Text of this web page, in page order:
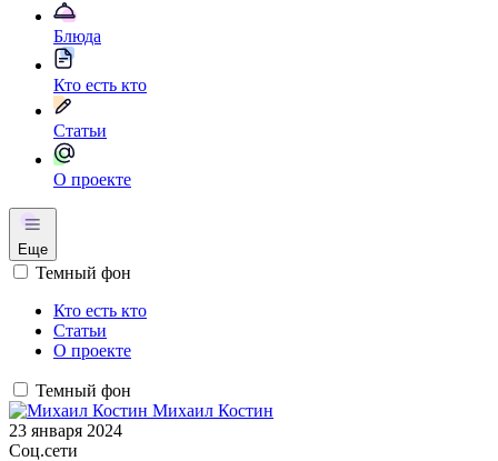
Блюда
Кто есть кто
Статьи
О проекте
Еще
Темный фон
Кто есть кто
Статьи
О проекте
Темный фон
Михаил Костин
23 января 2024
Соц.сети